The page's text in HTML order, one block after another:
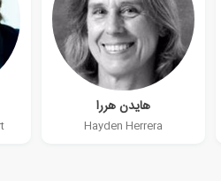
هایدن هررا
Hayden Herrera